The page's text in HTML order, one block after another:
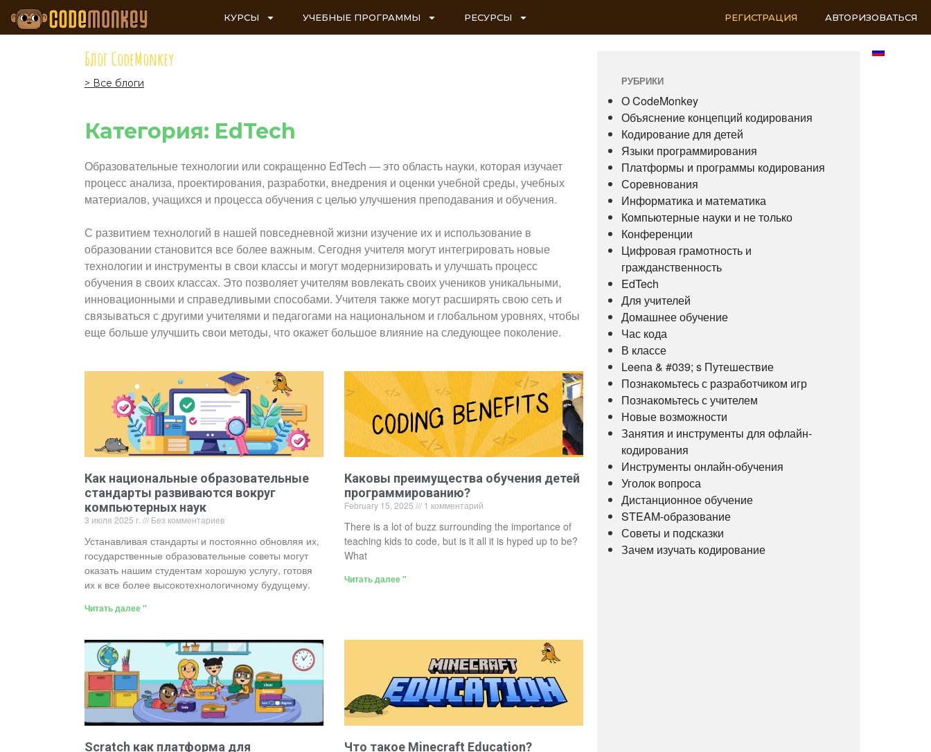
КУРСЫ УЧЕБНЫЕ ПРОГРАММЫ РЕСУРСЫ РЕГИСТРАЦИЯ АВТОРИЗОВАТЬСЯ
Блог CodeMonkey
> Все блоги
Категория: EdTech
Образовательные технологии или сокращенно EdTech — это область науки, которая изучает
процесс анализа, проектирования, разработки, внедрения и оценки учебной среды, учебных
материалов, учащихся и процесса обучения с целью улучшения преподавания и обучения.
С развитием технологий в нашей повседневной жизни изучение их и использование в
образовании становится все более важным. Сегодня учителя могут интегрировать новые
технологии и инструменты в свои классы и могут модернизировать и улучшать процесс
обучения в своих классах. Это позволяет учителям вовлекать своих учеников уникальными,
инновационными и справедливыми способами. Учителя также могут расширять свою сеть и
связываться с другими учителями и педагогами на национальном и глобальном уровнях, чтобы
еще больше улучшить свои методы, что окажет большое влияние на следующее поколение.
Как национальные образовательные
стандарты развиваются вокруг
компьютерных наук
3 июля 2025 г. Без комментариев
Устанавливая стандарты и постоянно обновляя их,
государственные образовательные советы могут
оказать нашим студентам хорошую услугу, готовя
их к все более высокотехнологичному будущему.
Читать далее "
Каковы преимущества обучения детей
программированию?
February 15, 2025 1 комментарий
There is a lot of buzz surrounding the importance of
teaching kids to code, but is it all it is hyped up to be?
What
Читать далее "
Scratch как платформа для
Что такое Minecraft Education?
РУБРИКИ
О CodeMonkey
Объяснение концепций кодирования
Кодирование для детей
Языки программирования
Платформы и программы кодирования
Соревнования
Информатика и математика
Компьютерные науки и не только
Конференции
Цифровая грамотность и
гражданственность
EdTech
Для учителей
Домашнее обучение
Час кода
В классе
Leena & #039; s Путешествие
Познакомьтесь с разработчиком игр
Познакомьтесь с учителем
Новые возможности
Занятия и инструменты для офлайн-
кодирования
Инструменты онлайн-обучения
Уголок вопроса
Дистанционное обучение
STEAM-образование
Советы и подсказки
Зачем изучать кодирование